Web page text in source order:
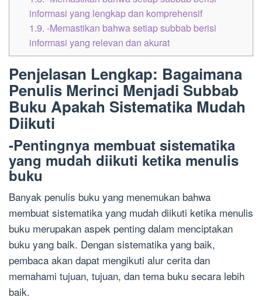
informasi yang lengkap dan komprehensif
1.9. -Memastikan bahwa setiap subbab berisi
informasi yang relevan dan akurat
Penjelasan Lengkap: Bagaimana
Penulis Merinci Menjadi Subbab
Buku Apakah Sistematika Mudah
Diikuti
-Pentingnya membuat sistematika
yang mudah diikuti ketika menulis
buku
Banyak penulis buku yang menemukan bahwa
membuat sistematika yang mudah diikuti ketika menulis
buku merupakan aspek penting dalam menciptakan
buku yang baik. Dengan sistematika yang baik,
pembaca akan dapat mengikuti alur cerita dan
memahami tujuan, tujuan, dan tema buku secara lebih
baik.